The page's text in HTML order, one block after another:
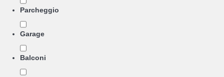
Parcheggio
Garage
Balconi